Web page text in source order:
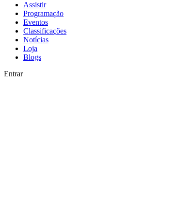
Assistir
Programação
Eventos
Classificações
Notícias
Loja
Blogs
Entrar